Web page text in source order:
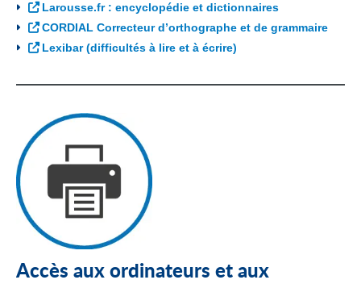
Larousse.fr : encyclopédie et dictionnaires
CORDIAL Correcteur d’orthographe et de grammaire
Lexibar (difficultés à lire et à écrire)
Accès aux ordinateurs et aux